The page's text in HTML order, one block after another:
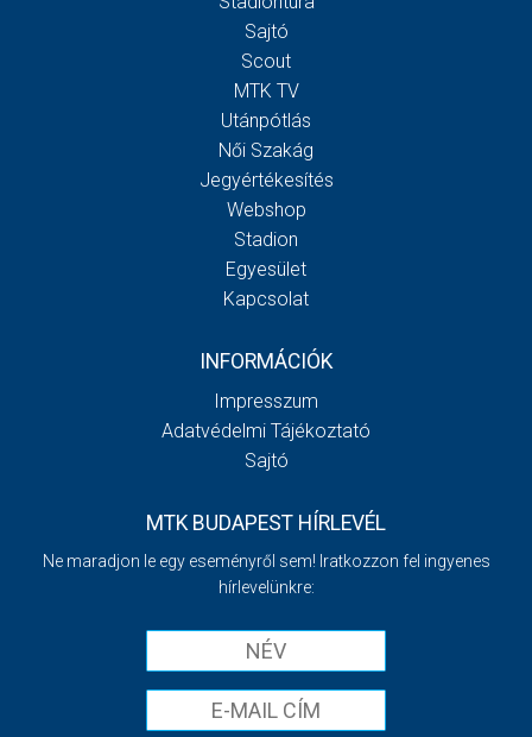
Sajtó
Scout
MTK TV
Utánpótlás
Női Szakág
Jegyértékesítés
Webshop
Stadion
Egyesület
Kapcsolat
INFORMÁCIÓK
Impresszum
Adatvédelmi Tájékoztató
Sajtó
MTK BUDAPEST HÍRLEVÉL
Ne maradjon le egy eseményről sem! Iratkozzon fel ingyenes
hírlevelünkre: